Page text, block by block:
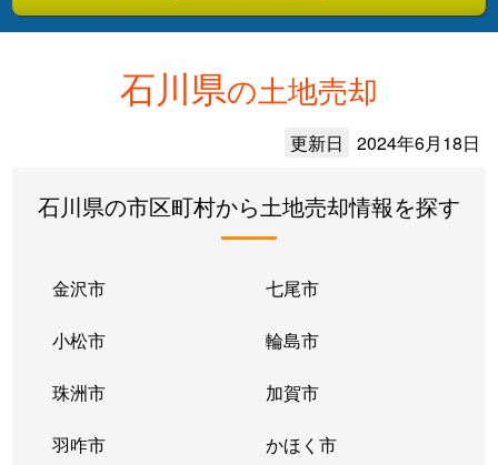
石川県の土地売却
更新日 2024年6月18日
石川県の市区町村から土地売却情報を探す
金沢市 七尾市
小松市 輪島市
珠洲市 加賀市
羽咋市 かほく市